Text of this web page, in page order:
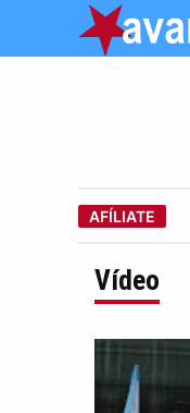
AFÍLIATE
Vídeo